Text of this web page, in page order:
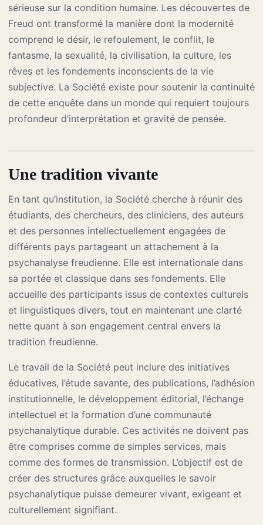
sérieuse sur la condition humaine. Les découvertes de
Freud ont transformé la manière dont la modernité
comprend le désir, le refoulement, le conflit, le
fantasme, la sexualité, la civilisation, la culture, les
rêves et les fondements inconscients de la vie
subjective. La Société existe pour soutenir la continuité
de cette enquête dans un monde qui requiert toujours
profondeur d’interprétation et gravité de pensée.
Une tradition vivante
En tant qu’institution, la Société cherche à réunir des
étudiants, des chercheurs, des cliniciens, des auteurs
et des personnes intellectuellement engagées de
différents pays partageant un attachement à la
psychanalyse freudienne. Elle est internationale dans
sa portée et classique dans ses fondements. Elle
accueille des participants issus de contextes culturels
et linguistiques divers, tout en maintenant une clarté
nette quant à son engagement central envers la
tradition freudienne.
Le travail de la Société peut inclure des initiatives
éducatives, l’étude savante, des publications, l’adhésion
institutionnelle, le développement éditorial, l’échange
intellectuel et la formation d’une communauté
psychanalytique durable. Ces activités ne doivent pas
être comprises comme de simples services, mais
comme des formes de transmission. L’objectif est de
créer des structures grâce auxquelles le savoir
psychanalytique puisse demeurer vivant, exigeant et
culturellement signifiant.